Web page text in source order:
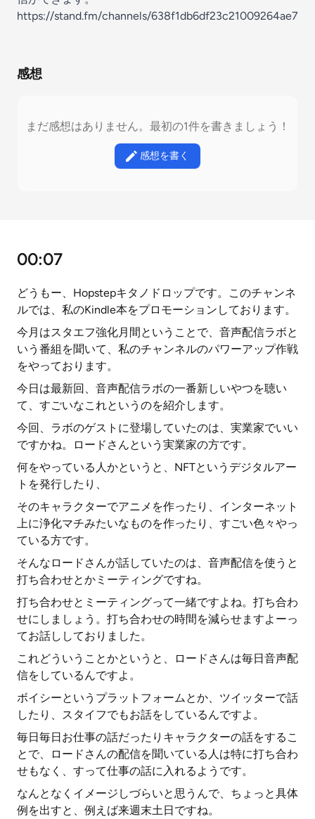
https://stand.fm/channels/638f1db6df23c21009264ae7
感想
まだ感想はありません。最初の1件を書きましょう！
感想を書く
00:07
どうもー、Hopstepキタノドロップです。このチャンネ
ルでは、私のKindle本をプロモーションしております。
今月はスタエフ強化月間ということで、音声配信ラボと
いう番組を聞いて、私のチャンネルのパワーアップ作戦
をやっております。
今日は最新回、音声配信ラボの一番新しいやつを聴い
て、すごいなこれというのを紹介します。
今回、ラボのゲストに登場していたのは、実業家でいい
ですかね。ロードさんという実業家の方です。
何をやっている人かというと、NFTというデジタルアー
トを発行したり、
そのキャラクターでアニメを作ったり、インターネット
上に浄化マチみたいなものを作ったり、すごい色々やっ
ている方です。
そんなロードさんが話していたのは、音声配信を使うと
打ち合わせとかミーティングですね。
打ち合わせとミーティングって一緒ですよね。打ち合わ
せにしましょう。打ち合わせの時間を減らせますよーっ
てお話ししておりました。
これどういうことかというと、ロードさんは毎日音声配
信をしているんですよ。
ボイシーというプラットフォームとか、ツイッターで話
したり、スタイフでもお話をしているんですよ。
毎日毎日お仕事の話だったりキャラクターの話をするこ
とで、ロードさんの配信を聞いている人は特に打ち合わ
せもなく、すって仕事の話に入れるようです。
なんとなくイメージしづらいと思うんで、ちょっと具体
例を出すと、例えば来週末土日ですね。